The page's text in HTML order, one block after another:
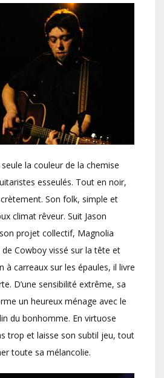
la couleur de la chemise
esseulés. Tout en noir,
Son folk, simple et
climat rêveur. Suit Jason
projet collectif, Magnolia
de Cowboy vissé sur la tête et
à carreaux sur les épaules, il livre
D’une sensibilité extrême, sa
un heureux ménage avec le
du bonhomme. En virtuose
trop et laisse son subtil jeu, tout
toute sa mélancolie.